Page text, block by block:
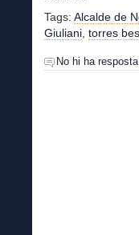
Tags: Alcalde de
Giuliani torres
No hi ha resposta